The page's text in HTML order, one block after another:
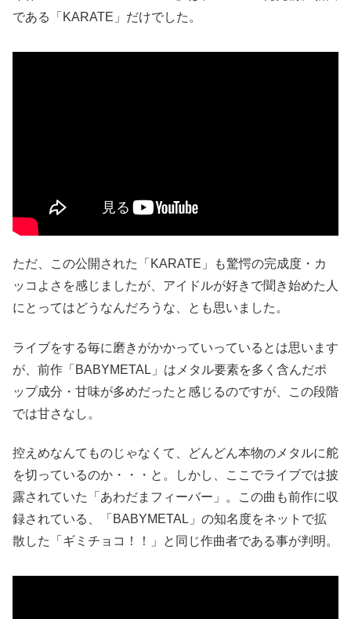
である「KARATE」だけでした。
ただ、この公開された「KARATE」も驚愕の完成度・カ
ッコよさを感じましたが、アイドルが好きで聞き始めた人
にとってはどうなんだろうな、とも思いました。
ライブをする毎に磨きがかかっていっているとは思います
が、前作「BABYMETAL」はメタル要素を多く含んだポ
ップ成分・甘味が多めだったと感じるのですが、この段階
では甘さなし。
控えめなんてものじゃなくて、どんどん本物のメタルに舵
を切っているのか・・・と。しかし、ここでライブでは披
露されていた「あわだまフィーバー」。この曲も前作に収
録されている、「BABYMETAL」の知名度をネットで拡
散した「ギミチョコ！！」と同じ作曲者である事が判明。